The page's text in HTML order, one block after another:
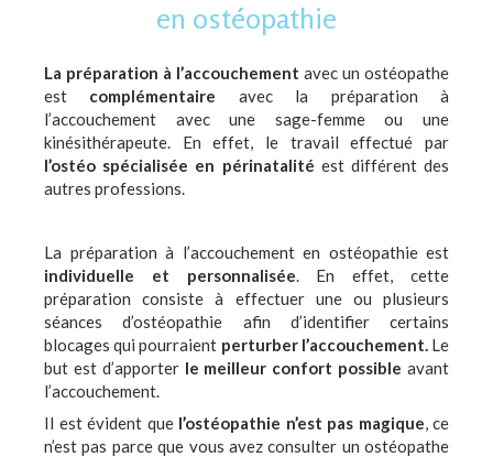
en ostéopathie
La préparation à l’accouchement avec un ostéopathe
est complémentaire avec la préparation à
l’accouchement avec une sage-femme ou une
kinésithérapeute. En effet, le travail effectué par
l’ostéo spécialisée en périnatalité est différent des
autres professions.
La préparation à l’accouchement en ostéopathie est
individuelle et personnalisée. En effet, cette
préparation consiste à effectuer une ou plusieurs
séances d’ostéopathie afin d’identifier certains
blocages qui pourraient perturber l’accouchement.Le
but est d’apporter le meilleur confort possible avant
l’accouchement.
Il est évident que l’ostéopathie n’est pas magique, ce
n’est pas parce que vous avez consulter un ostéopathe